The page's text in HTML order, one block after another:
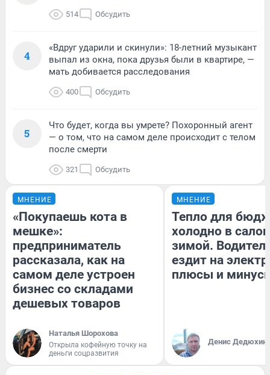
514 Обсудить
4
«Вдруг ударили и скинули»: 18-летний музыкант
выпал из окна, пока друзья были в квартире, —
мать добивается расследования
400 Обсудить
5
Что будет, когда вы умрете? Похоронный агент
— о том, что на самом деле происходит с телом
после смерти
321 Обсудить
МНЕНИЕ
«Покупаешь кота в
мешке»:
предприниматель
рассказала, как на
самом деле устроен
бизнес со складами
дешевых товаров
Наталья Шорохова
Открыла кофейную точку на
деньги соцразвития
МНЕНИЕ
Тепло для
холодно в
зимой.
ездит на
плюсы и
Денис Дедюхин